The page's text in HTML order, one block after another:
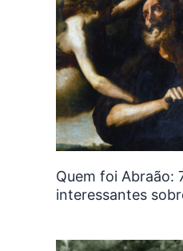
Quem foi Abraão:
interessantes